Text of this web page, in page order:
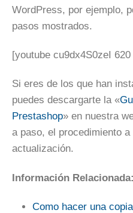
WordPress, por ejemplo,
pasos mostrados.
[youtube cu9dx4S0zeI 620
Si eres de los que han
puedes descargarte la «
Prestashop» en nuestra
a paso, el procedimiento
actualización.
Información Relacionada:
Como hacer una